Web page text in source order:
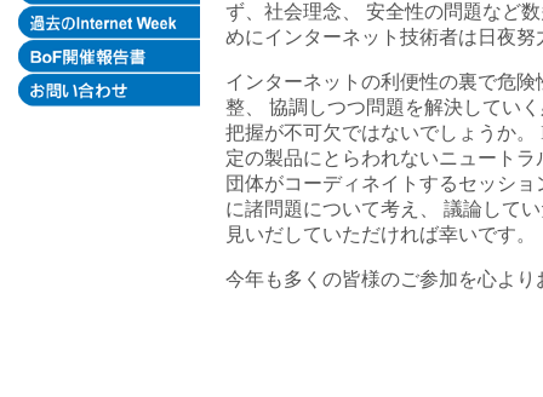
ず、社会理念、 安全性の問題など
めにインターネット技術者は日夜
インターネットの利便性の裏で危
整、 協調しつつ問題を解決してい
把握が不可欠ではないでしょうか。
定の製品にとらわれないニュート
団体がコーディネイトするセッシ
に諸問題について考え、 議論して
見いだしていただければ幸いです。
今年も多くの皆様のご参加を心よ